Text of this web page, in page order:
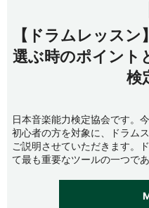
【ドラムレッス
選ぶ時のポイント
検
日本音楽能力検定協会です。
初心者の方を対象に、ドラム
ご説明させていただきます。
て最も重要なツールの一つで